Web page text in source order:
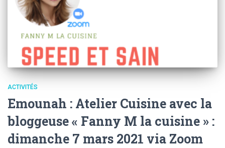
ACTIVITÉS
Emounah : Atelier Cuisine avec la
bloggeuse « Fanny M la cuisine » :
dimanche 7 mars 2021 via Zoom